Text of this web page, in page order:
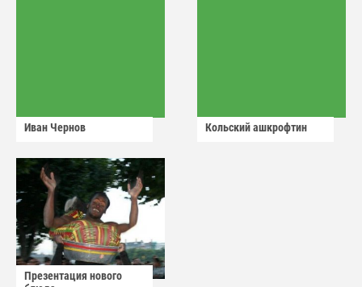
Иван Чернов Кольский ашкрофтин
Презентация нового